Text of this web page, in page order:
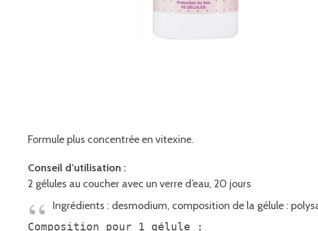
Formule plus concentrée en vitexine.
Conseil d’utilisation :
2 gélules au coucher avec un verre d’eau, 20 jours
Ingrédients : desmodium, composition de la gélule :
Composition pour 1 gélule :